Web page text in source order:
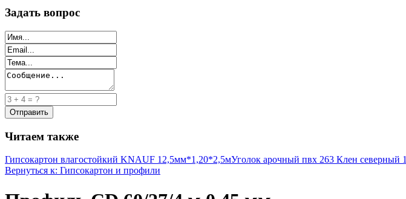
Задать вопрос
Читаем также
Гипсокартон влагостойкий KNAUF 12,5мм*1,20*2,5мУголок арочный пвх 263 Клен северный
Вернуться к: Гипсокартон и профили